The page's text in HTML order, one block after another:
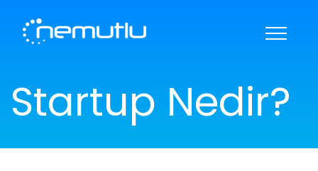
İLETİŞİM
BANKA BİLGİLERİ
DESTEK
Startup Nedir?